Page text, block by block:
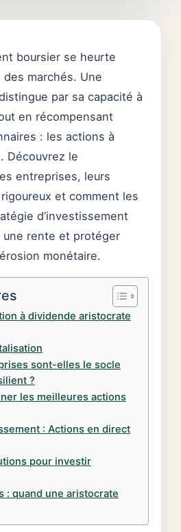
boursier se heurte
marchés. Une
par sa capacité à
en récompensant
: les actions à
Découvrez le
entreprises, leurs
et comment les
d’investissement
rente et protéger
monétaire.
à dividende aristocrate
sont-elles le socle
?
les meilleures actions
: Actions en direct
pour investir
: quand une aristocrate